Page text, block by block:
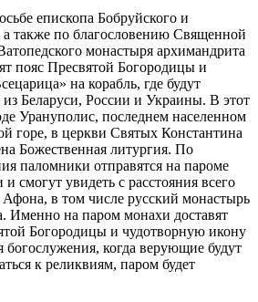
епископа Бобруйского и
также по благословению Священной
монастыря архимандрита
пояс Пресвятой Богородицы и
на корабль, где будут
Беларуси, России и Украины. В этот
Урануполис, последнем населенном
горе, в церкви Святых Константина
Божественная литургия. По
паломники отправятся на пароме
смогут увидеть с расстояния всего
в том числе русский монастырь
Именно на паром монахи доставят
Богородицы и чудотворную икону
когда верующие будут
к реликвиям, паром будет